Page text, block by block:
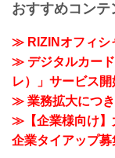
おすすめコンテ
≫ RIZINオフィシ
≫ デジタルカー
レ）」サービス開
≫ 業務拡大につき
≫【企業様向け】
企業タイアップ募